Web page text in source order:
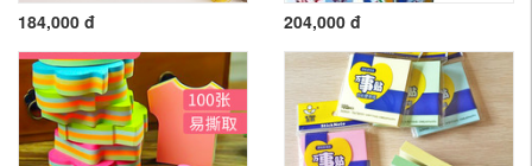
184,000 đ 204,000 đ